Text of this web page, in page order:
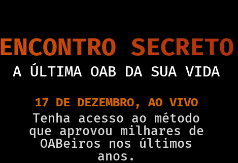
ENCONTRO SECRETO
A ÚLTIMA OAB DA SUA VIDA
17 DE DEZEMBRO, AO VIVO
Tenha acesso ao método
que aprovou milhares de
OABeiros nos últimos
anos.